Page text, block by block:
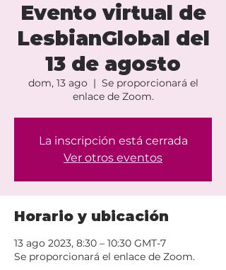
Evento virtual de
LesbianGlobal del
13 de agosto
dom, 13 ago
  |
Se proporcionará el
enlace de Zoom.
La inscripción está cerrada
Ver otros eventos
Horario y ubicación
13 ago 2023, 8:30 – 10:30 GMT-7
Se proporcionará el enlace de Zoom.